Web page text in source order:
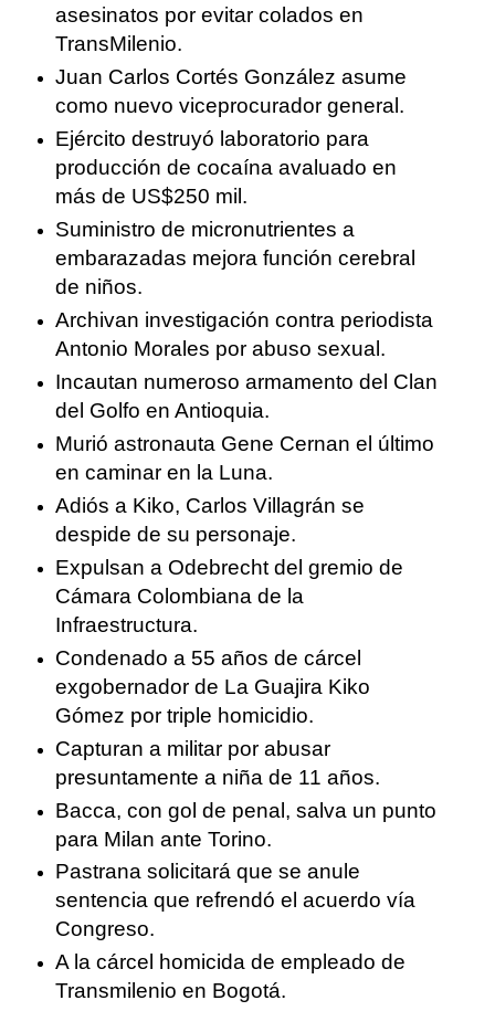
asesinatos por evitar colados en
TransMilenio.
Juan Carlos Cortés González asume
como nuevo viceprocurador general.
Ejército destruyó laboratorio para
producción de cocaína avaluado en
más de US$250 mil.
Suministro de micronutrientes a
embarazadas mejora función cerebral
de niños.
Archivan investigación contra periodista
Antonio Morales por abuso sexual.
Incautan numeroso armamento del Clan
del Golfo en Antioquia.
Murió astronauta Gene Cernan el último
en caminar en la Luna.
Adiós a Kiko, Carlos Villagrán se
despide de su personaje.
Expulsan a Odebrecht del gremio de
Cámara Colombiana de la
Infraestructura.
Condenado a 55 años de cárcel
exgobernador de La Guajira Kiko
Gómez por triple homicidio.
Capturan a militar por abusar
presuntamente a niña de 11 años.
Bacca, con gol de penal, salva un punto
para Milan ante Torino.
Pastrana solicitará que se anule
sentencia que refrendó el acuerdo vía
Congreso.
A la cárcel homicida de empleado de
Transmilenio en Bogotá.